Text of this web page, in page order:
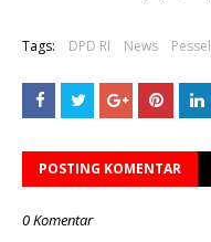
Tags: DPD RI News Pessel
POSTING KOMENTAR
0 Komentar